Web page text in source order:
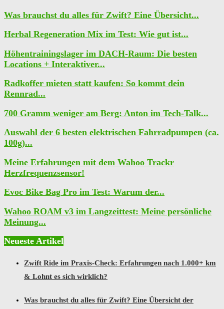
Was brauchst du alles für Zwift? Eine Übersicht...
Herbal Regeneration Mix im Test: Wie gut ist...
Höhentrainingslager im DACH-Raum: Die besten
Locations + Interaktiver...
Radkoffer mieten statt kaufen: So kommt dein
Rennrad...
700 Gramm weniger am Berg: Anton im Tech-Talk...
Auswahl der 6 besten elektrischen Fahrradpumpen (ca.
100g)...
Meine Erfahrungen mit dem Wahoo Trackr
Herzfrequenzsensor!
Evoc Bike Bag Pro im Test: Warum der...
Wahoo ROAM v3 im Langzeittest: Meine persönliche
Meinung...
Neueste Artikel
Zwift Ride im Praxis-Check: Erfahrungen nach 1.000+ km
& Lohnt es sich wirklich?
Was brauchst du alles für Zwift? Eine Übersicht der